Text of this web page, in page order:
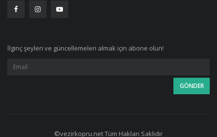
İlginç şeyleri ve güncellemeleri almak için abone olun!
©vezirkopru.net Tüm Hakları Saklıdır